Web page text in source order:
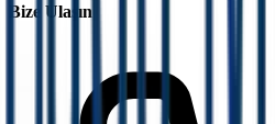
Bize Ulaşın